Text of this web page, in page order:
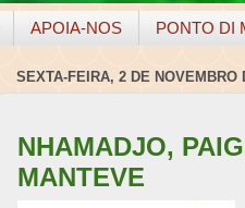
APOIA-NOS PONTO DI
SEXTA-FEIRA, 2 DE NOVEMBRO
NHAMADJO,
MANTEVE